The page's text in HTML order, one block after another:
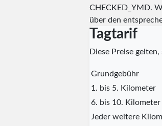
CHECKED_YMD.
über den
Tagtarif
Diese Preise
Grundgebühr
1. bis 5. Kilometer
6. bis 10. Kilometer
Jeder weitere